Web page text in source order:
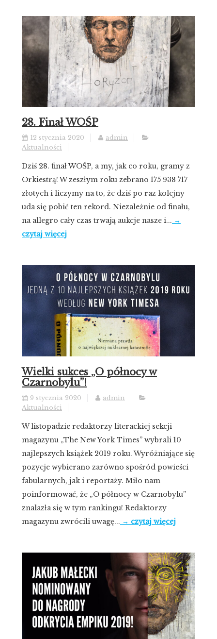
28. Finał WOŚP
12 stycznia 2020
admin
Aktualności
Dziś 28. finał WOŚP, a my, jak co roku, gramy z
Orkiestrą! W zeszłym roku zebrano 175 938 717
złotych i liczymy na to, że dziś po raz kolejny
uda się pobić ten rekord. Niezależnie od finału,
na allegro cały czas trwają aukcje nasze i... →
czytaj więcej
Wielki sukces „O północy w
Czarnobylu”!
9 stycznia 2020
admin
Aktualności
W listopadzie redaktorzy literackiej sekcji
magazynu „The New York Times” wybrali 10
najlepszych książek 2019 roku. Wyróżniające się
pozycje wybierano zarówno spośród powieści
fabularnych, jak i reportaży. Miło nam
poinformować, że „O północy w Czarnobylu”
znalazła się w tym rankingu! Redaktorzy
magazynu zwrócili uwagę... → czytaj więcej